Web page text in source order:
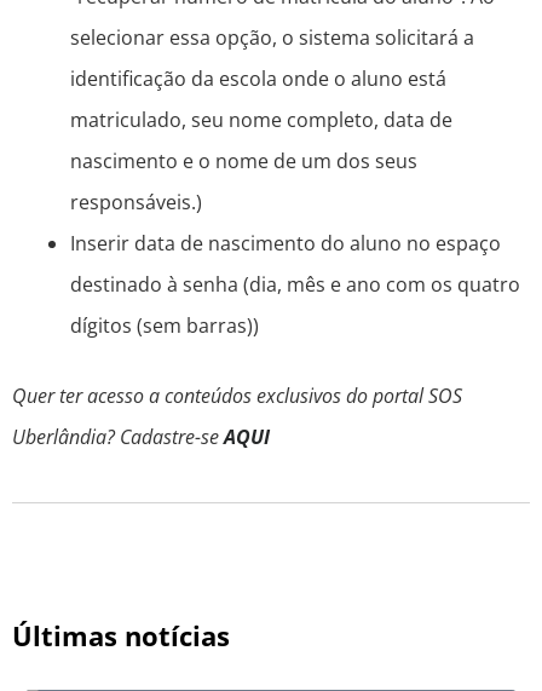
selecionar essa opção, o sistema solicitará a
identificação da escola onde o aluno está
matriculado, seu nome completo, data de
nascimento e o nome de um dos seus
responsáveis.)
Inserir data de nascimento do aluno no espaço
destinado à senha (dia, mês e ano com os quatro
dígitos (sem barras))
Quer ter acesso a conteúdos exclusivos do portal SOS
Uberlândia? Cadastre-seAQUI
Últimas notícias